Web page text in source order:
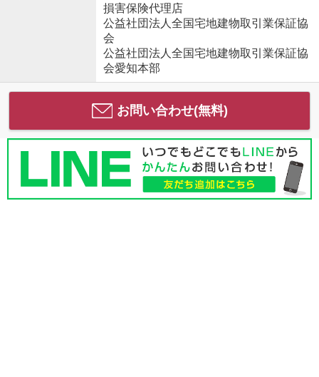
損害保険代理店
公益社団法人全国宅地建物取引業保証協
会
公益社団法人全国宅地建物取引業保証協
会愛知本部
お問い合わせ(無料)